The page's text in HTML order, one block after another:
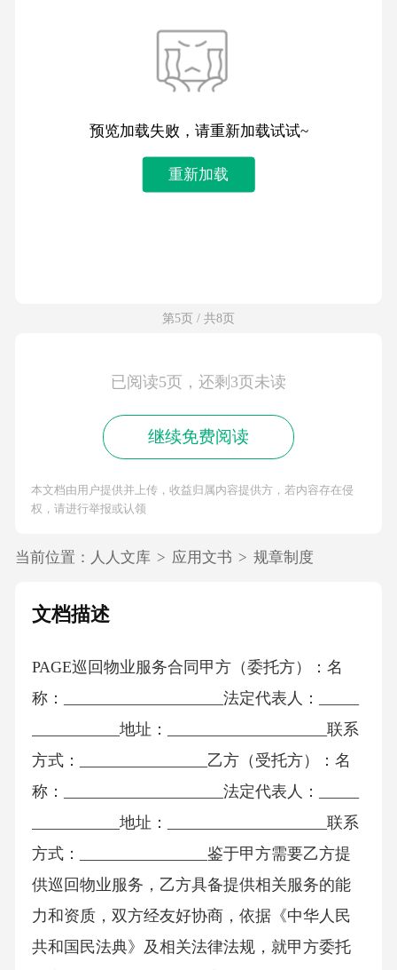
预览加载失败，请重新加载试试~
重新加载
第5页 / 共8页
已阅读5页，还剩3页未读
继续免费阅读
本文档由用户提供并上传，收益归属内容提供方，若内容存在侵
权，请进行举报或认领
当前位置： 人人文库 > 应用文书 > 规章制度
文档描述
PAGE巡回物业服务合同甲方（委托方）：名
称：____________________法定代表人：_____
___________地址：____________________联系
方式：________________乙方（受托方）：名
称：____________________法定代表人：_____
___________地址：____________________联系
方式：________________鉴于甲方需要乙方提
供巡回物业服务，乙方具备提供相关服务的能
力和资质，双方经友好协商，依据《中华人民
共和国民法典》及相关法律法规，就甲方委托